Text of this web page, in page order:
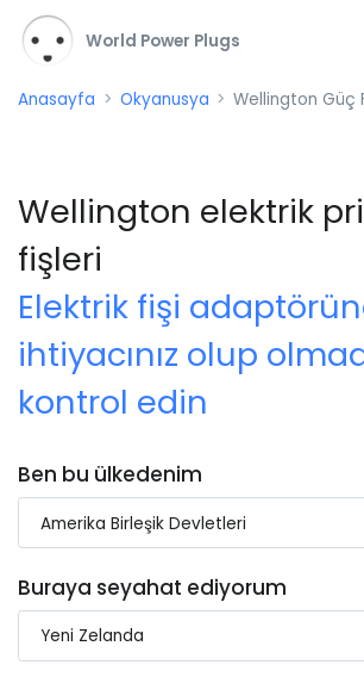
World Power Plugs
Anasayfa Okyanusya Wellington Güç
Wellington elektrik
fişleri
Elektrik fişi
ihtiyacınız olup
kontrol edin
Ben bu ülkedenim
Buraya seyahat ediyorum